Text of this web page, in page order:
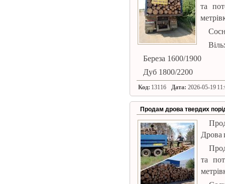
та
Береза ​​1600/1900
Дуб 1800/2200
Код: 13116 Дата: 2026-05-19
Продам дрова твердих
Дрова
та